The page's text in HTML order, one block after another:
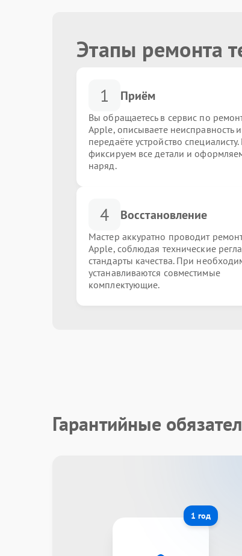
Этапы ремонта
1 Приём
Вы обращаетесь в сервис по
Apple, описываете неисправность и
передаёте устройство
фиксируем все детали и
наряд.
4 Восстановление
Мастер аккуратно проводит
Apple, соблюдая технические
стандарты качества. При
устанавливаются совместимые
комплектующие.
Гарантийные
1 год